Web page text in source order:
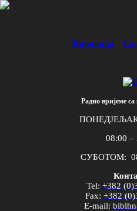
Ћирилица
Радно вријеме
08:00 –
СУБОТОМ:
Tel: +382
Fax: +382
E-mail: biblhn